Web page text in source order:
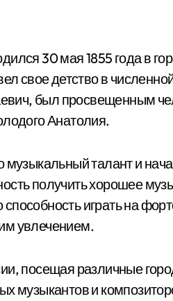
30 мая 1855 года в
свое детство в
был просвещенным
Анатолия.
талант и
получить хорошее
играть на
увлечением.
посещая различные
музыкантов и